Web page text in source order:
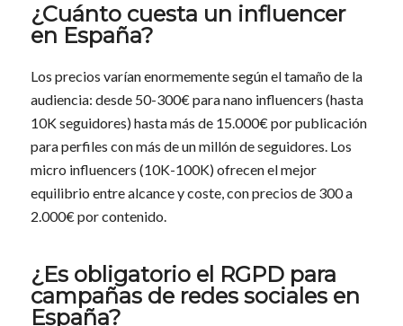
¿Cuánto cuesta un influencer
en España?
Los precios varían enormemente según el tamaño de la
audiencia: desde 50-300€ para nano influencers (hasta
10K seguidores) hasta más de 15.000€ por publicación
para perfiles con más de un millón de seguidores. Los
micro influencers (10K-100K) ofrecen el mejor
equilibrio entre alcance y coste, con precios de 300 a
2.000€ por contenido.
¿Es obligatorio el RGPD para
campañas de redes sociales en
España?